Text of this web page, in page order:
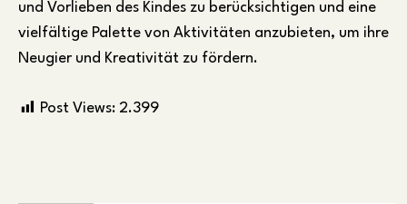
und Vorlieben des Kindes zu berücksichtigen und eine
vielfältige Palette von Aktivitäten anzubieten, um ihre
Neugier und Kreativität zu fördern.
Post Views: 2.399